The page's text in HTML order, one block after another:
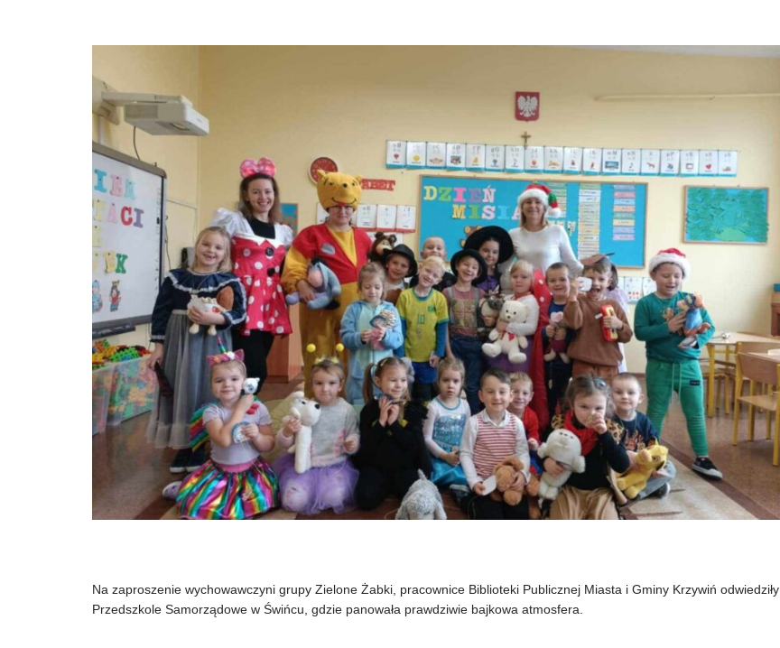
Na zaproszenie wychowawczyni grupy Zielone Żabki, pracownice Biblioteki Publicznej Miasta i Gminy Krzywiń odwiedziły
Przedszkole Samorządowe w Świńcu, gdzie panowała prawdziwie bajkowa atmosfera.